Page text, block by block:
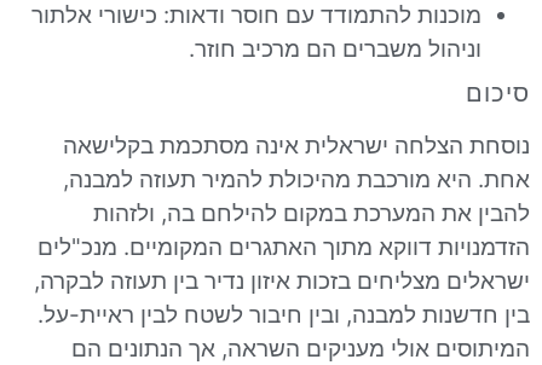
להתמודד עם חוסר ודאות: כישורי אלתור
משברים הם מרכיב חוזר.
ישראלית אינה מסתכמת בקלישאה
מורכבת מהיכולת להמיר תעוזה למבנה,
המערכת במקום להילחם בה, ולזהות
דווקא מתוך האתגרים המקומיים. מנכ"לים
מצליחים בזכות איזון נדיר בין תעוזה לבקרה,
למבנה, ובין חיבור לשטח לבין ראיית-על.
אולי מעניקים השראה, אך הנתונים הם